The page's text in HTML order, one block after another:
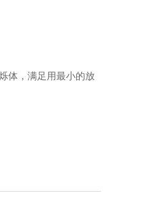
体，满足用最小的放